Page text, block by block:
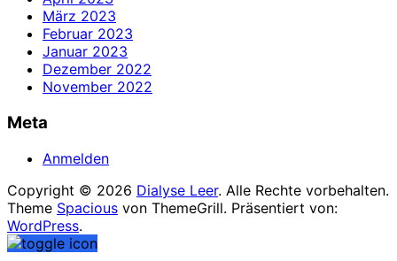
März 2023
Februar 2023
Januar 2023
Dezember 2022
November 2022
Meta
Anmelden
Copyright © 2026 Dialyse Leer. Alle Rechte vorbehalten.
Theme Spacious von ThemeGrill. Präsentiert von:
WordPress.